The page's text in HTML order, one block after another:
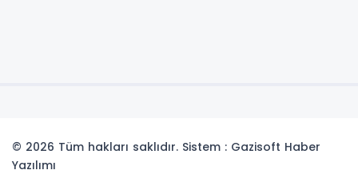
© 2026 Tüm hakları saklıdır. Sistem : Gazisoft Haber
Yazılımı